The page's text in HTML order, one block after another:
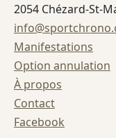
2054 Chézard-St-
Manifestations
Option annulation
À propos
Contact
Facebook